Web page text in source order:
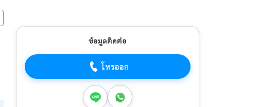
ข้อมูลติดต่อ
โทรออก